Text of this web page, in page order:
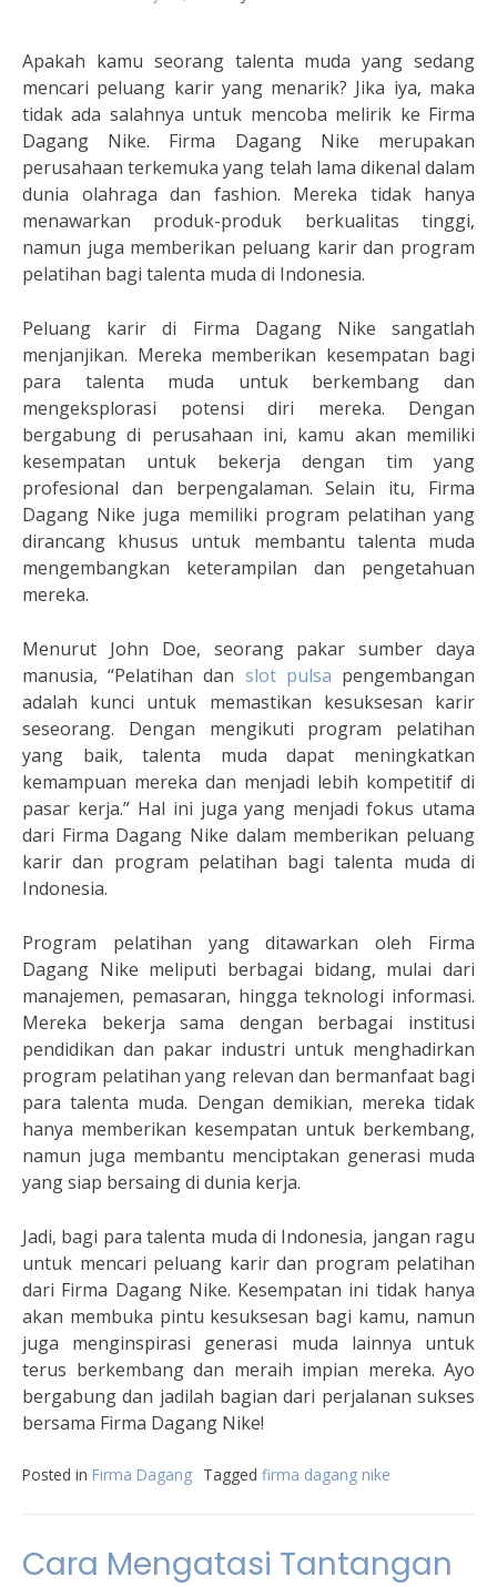
Apakah kamu seorang talenta muda yang sedang
mencari peluang karir yang menarik? Jika iya, maka
tidak ada salahnya untuk mencoba melirik ke Firma
Dagang Nike. Firma Dagang Nike merupakan
perusahaan terkemuka yang telah lama dikenal dalam
dunia olahraga dan fashion. Mereka tidak hanya
menawarkan produk-produk berkualitas tinggi,
namun juga memberikan peluang karir dan program
pelatihan bagi talenta muda di Indonesia.
Peluang karir di Firma Dagang Nike sangatlah
menjanjikan. Mereka memberikan kesempatan bagi
para talenta muda untuk berkembang dan
mengeksplorasi potensi diri mereka. Dengan
bergabung di perusahaan ini, kamu akan memiliki
kesempatan untuk bekerja dengan tim yang
profesional dan berpengalaman. Selain itu, Firma
Dagang Nike juga memiliki program pelatihan yang
dirancang khusus untuk membantu talenta muda
mengembangkan keterampilan dan pengetahuan
mereka.
Menurut John Doe, seorang pakar sumber daya
manusia, “Pelatihan dan slot pulsa pengembangan
adalah kunci untuk memastikan kesuksesan karir
seseorang. Dengan mengikuti program pelatihan
yang baik, talenta muda dapat meningkatkan
kemampuan mereka dan menjadi lebih kompetitif di
pasar kerja.” Hal ini juga yang menjadi fokus utama
dari Firma Dagang Nike dalam memberikan peluang
karir dan program pelatihan bagi talenta muda di
Indonesia.
Program pelatihan yang ditawarkan oleh Firma
Dagang Nike meliputi berbagai bidang, mulai dari
manajemen, pemasaran, hingga teknologi informasi.
Mereka bekerja sama dengan berbagai institusi
pendidikan dan pakar industri untuk menghadirkan
program pelatihan yang relevan dan bermanfaat bagi
para talenta muda. Dengan demikian, mereka tidak
hanya memberikan kesempatan untuk berkembang,
namun juga membantu menciptakan generasi muda
yang siap bersaing di dunia kerja.
Jadi, bagi para talenta muda di Indonesia, jangan ragu
untuk mencari peluang karir dan program pelatihan
dari Firma Dagang Nike. Kesempatan ini tidak hanya
akan membuka pintu kesuksesan bagi kamu, namun
juga menginspirasi generasi muda lainnya untuk
terus berkembang dan meraih impian mereka. Ayo
bergabung dan jadilah bagian dari perjalanan sukses
bersama Firma Dagang Nike!
Posted in Firma Dagang Tagged firma dagang nike
Cara Mengatasi Tantangan